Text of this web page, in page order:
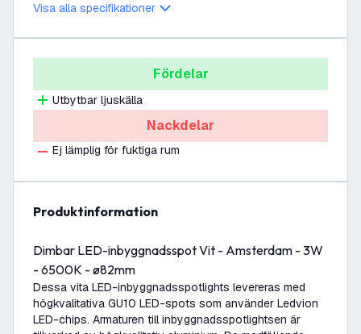
Visa alla specifikationer
Fördelar
Utbytbar ljuskälla
Nackdelar
Ej lämplig för fuktiga rum
produktinformation
Dimbar LED-inbyggnadsspot Vit - Amsterdam - 3W
- 6500K - ø82mm
Dessa vita LED-inbyggnadsspotlights levereras med
högkvalitativa GU10 LED-spots som använder Ledvion
LED-chips. Armaturen till inbyggnadsspotlightsen är